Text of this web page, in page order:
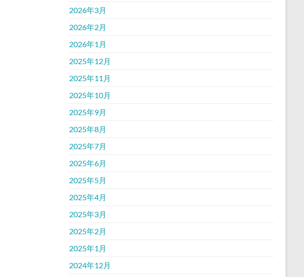
2026年3月
2026年2月
2026年1月
2025年12月
2025年11月
2025年10月
2025年9月
2025年8月
2025年7月
2025年6月
2025年5月
2025年4月
2025年3月
2025年2月
2025年1月
2024年12月